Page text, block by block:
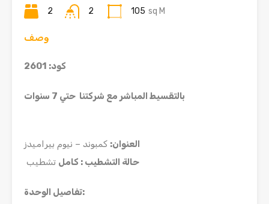
2 2 105 sq M
وصف
كود: 2601
بالتقسيط المباشر مع شركتنا حتي 7 سنوات
العنوان: كمبوند – نيوم بيراميدز
حالة التشطيب : كامل تشطيب
تفاصيل الوحدة: